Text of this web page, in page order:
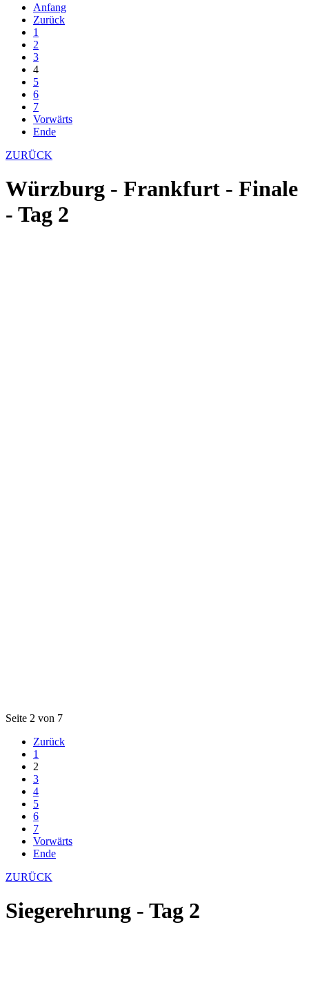
Anfang
Zurück
1
2
3
4
5
6
7
Vorwärts
Ende
ZURÜCK
Würzburg - Frankfurt - Finale
- Tag 2
Seite 2 von 7
Zurück
1
2
3
4
5
6
7
Vorwärts
Ende
ZURÜCK
Siegerehrung - Tag 2